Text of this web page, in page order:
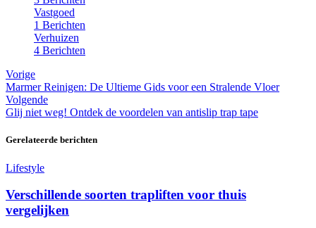
Vastgoed
1 Berichten
Verhuizen
4 Berichten
Vorige
Marmer Reinigen: De Ultieme Gids voor een Stralende Vloer
Volgende
Glij niet weg! Ontdek de voordelen van antislip trap tape
Gerelateerde berichten
Lifestyle
Verschillende soorten trapliften voor thuis
vergelijken